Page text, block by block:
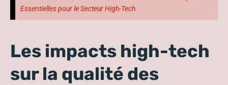
Essentielles pour le Secteur High-Tech
Les impacts high-tech
sur la qualité des